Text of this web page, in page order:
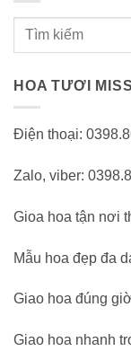
Tìm
HOA TƯƠI
Điện thoại:
Zalo, viber:
Gioa hoa tận nơi
Mẫu hoa đẹp đa
Giao hoa đúng giờ
Giao hoa nhanh